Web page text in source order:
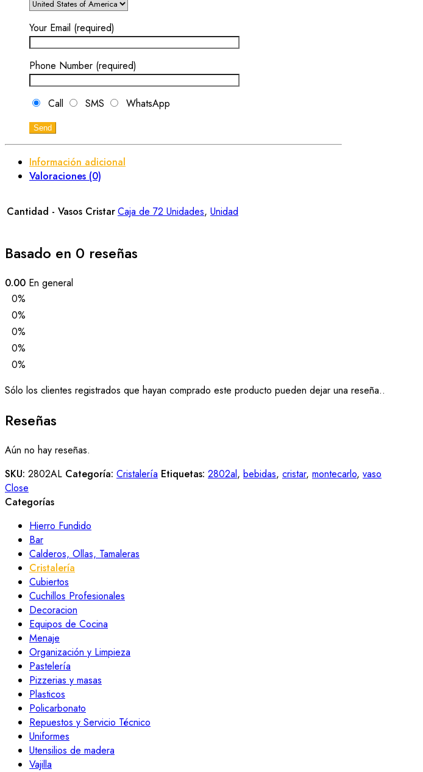
Your Email (required)
Phone Number (required)
Call SMS WhatsApp
Información adicional
Valoraciones (0)
Cantidad - Vasos CristarCaja de 72 Unidades, Unidad
Basado en 0 reseñas
0.00 En general
0%
0%
0%
0%
0%
Sólo los clientes registrados que hayan comprado este producto pueden dejar una reseña..
Reseñas
Aún no hay reseñas.
SKU: 2802AL Categoría: Cristalería Etiquetas: 2802al, bebidas, cristar, montecarlo, vaso
Close
Categorías
Hierro Fundido
Bar
Calderos, Ollas, Tamaleras
Cristalería
Cubiertos
Cuchillos Profesionales
Decoracion
Equipos de Cocina
Menaje
Organización y Limpieza
Pastelería
Pizzerias y masas
Plasticos
Policarbonato
Repuestos y Servicio Técnico
Uniformes
Utensilios de madera
Vajilla